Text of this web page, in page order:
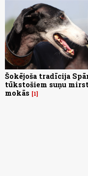
Šokējoša tradīcija
tūkstošiem suņu mirst
mokās
1